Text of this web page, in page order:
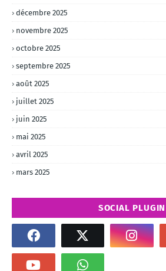
décembre 2025
novembre 2025
octobre 2025
septembre 2025
août 2025
juillet 2025
juin 2025
mai 2025
avril 2025
mars 2025
SOCIAL PLUGIN